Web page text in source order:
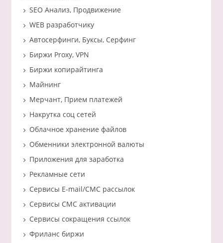
SEO Анализ, Продвижение
WEB разработчику
Автосерфинги, Буксы, Серфинг
Биржи Proxy, VPN
Биржи копирайтинга
Майнинг
Мерчант, Прием платежей
Накрутка соц сетей
Облачное хранение файлов
Обменники электронной валюты
Приложения для заработка
Рекламные сети
Сервисы E-mail/СМС рассылок
Сервисы СМС активации
Сервисы сокращения ссылок
Фриланс биржи